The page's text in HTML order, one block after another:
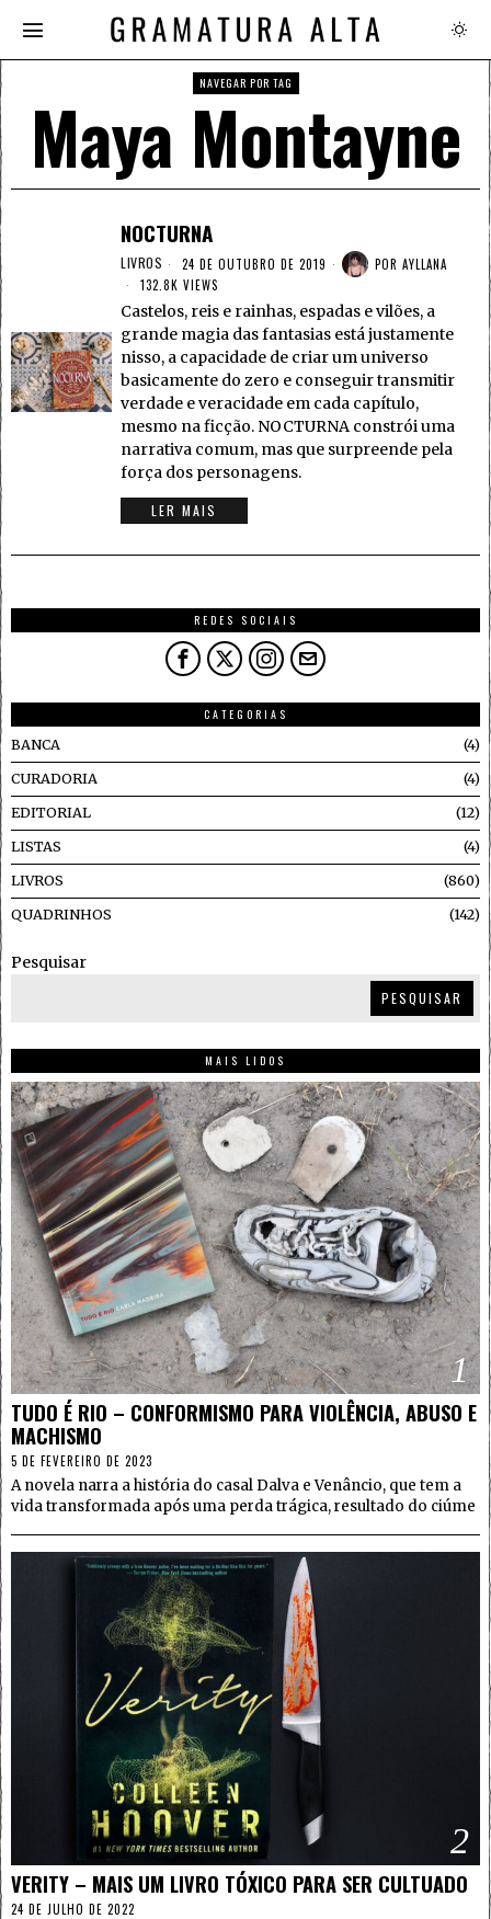
NAVEGAR POR TAG
Maya Montayne
NOCTURNA
LIVROS 24 DE OUTUBRO DE 2019 POR AYLLANA
132.8K VIEWS
Castelos, reis e rainhas, espadas e vilões, a
grande magia das fantasias está justamente
nisso, a capacidade de criar um universo
basicamente do zero e conseguir transmitir
verdade e veracidade em cada capítulo,
mesmo na ficção. NOCTURNA constrói uma
narrativa comum, mas que surpreende pela
força dos personagens.
LER MAIS
REDES SOCIAIS
CATEGORIAS
BANCA
4
CURADORIA 4
EDITORIAL 12
LISTAS 4
LIVROS 860
QUADRINHOS 142
Pesquisar
PESQUISAR
MAIS LIDOS
1
TUDO É RIO – CONFORMISMO PARA VIOLÊNCIA, ABUSO E
MACHISMO
5 DE FEVEREIRO DE 2023
A novela narra a história do casal Dalva e Venâncio, que tem a
vida transformada após uma perda trágica, resultado do ciúme
2
VERITY – MAIS UM LIVRO TÓXICO PARA SER CULTUADO
24 DE JULHO DE 2022